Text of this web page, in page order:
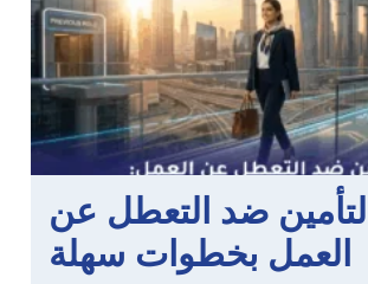
ضد التعطل عن
العمل بخطوات سهلة